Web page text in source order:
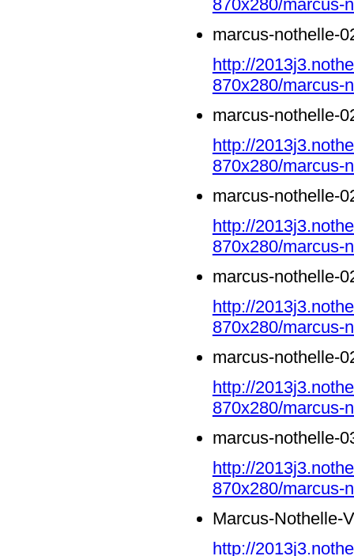
870x280/marcus-
marcus-nothelle-
http://
870x280/marcus-
marcus-nothelle-
http://
870x280/marcus-
marcus-nothelle-
http://
870x280/marcus-
marcus-nothelle-
http://
870x280/marcus-
marcus-nothelle-
http://
870x280/marcus-
marcus-nothelle-
http://
870x280/marcus-
Marcus-Nothelle-
http://